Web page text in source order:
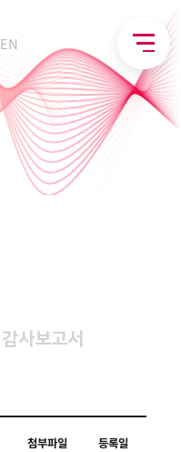
EN
감사보고서
첨부파일 등록일